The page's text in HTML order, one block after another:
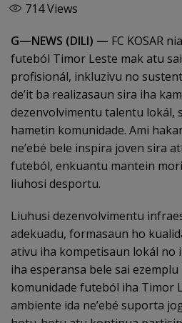
714Views
G—NEWS (DILI) — FC KOSAR
futeból Timor Leste mak atu
profisionál, inkluzivu no
de’it ba realizasaun sira iha
dezenvolvimentu talentu lokál,
hametin komunidade. Ami
ne’ebé bele inspira joven sira
futeból, enkuantu mantein
liuhosi desportu.
Liuhusi dezenvolvimentu
adekuadu, formasaun ho
ativu iha kompetisaun lokál no
iha esperansa bele sai
komunidade futeból iha Timor
ambiente ida ne’ebé suporta